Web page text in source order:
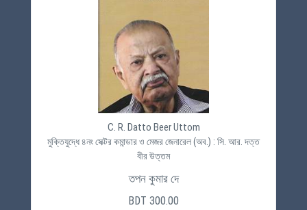
C. R. Datto Beer Uttom
মুক্তিযুদ্ধে ৪নং সেক্টর কমান্ডার ও মেজর জেনারেল (অব.) : সি. আর. দত্ত
বীর উত্তম
তপন কুমার দে
BDT 300.00